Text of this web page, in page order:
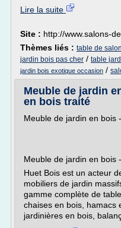
Lire la suite
Site : http://www.salons-
Thèmes liés : table de
jardin bois pas cher / table
jardin bois exotique occasion /
Meuble de jardin
en bois traité
Meuble de jardin en bois
Meuble de jardin en bois
Huet Bois est un acteur
mobiliers de jardin
gamme complète de
chaises en bois, hamacs
jardinières en bois,